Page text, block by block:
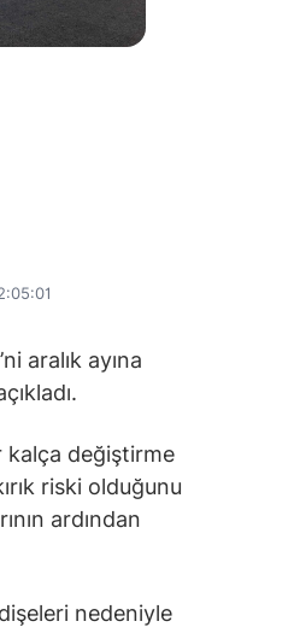
aralık ayına
kalça değiştirme
riski olduğunu
ardından
nedeniyle